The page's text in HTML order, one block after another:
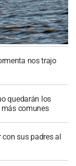
nos trajo
quedarán los
comunes
sus padres al